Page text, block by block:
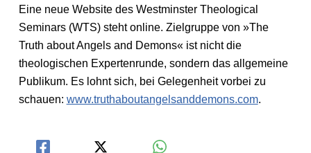
Eine neue Website des Westminster Theological
Seminars (WTS) steht online. Zielgruppe von »The
Truth about Angels and Demons« ist nicht die
theologischen Expertenrunde, sondern das allgemeine
Publikum. Es lohnt sich, bei Gelegenheit vorbei zu
schauen: www.truthaboutangelsanddemons.com.